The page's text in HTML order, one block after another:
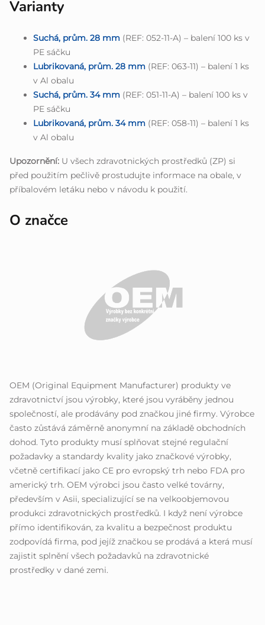
Varianty
Suchá, prům. 28 mm (REF: 052-11-A) – balení 100 ks v
PE sáčku
Lubrikovaná, prům. 28 mm (REF: 063-11) – balení 1 ks
v Al obalu
Suchá, prům. 34 mm (REF: 051-11-A) – balení 100 ks v
PE sáčku
Lubrikovaná, prům. 34 mm (REF: 058-11) – balení 1 ks
v Al obalu
Upozornění: U všech zdravotnických prostředků (ZP) si
před použitím pečlivě prostudujte informace na obale, v
příbalovém letáku nebo v návodu k použití.
O značce
OEM (Original Equipment Manufacturer) produkty ve
zdravotnictví jsou výrobky, které jsou vyráběny jednou
společností, ale prodávány pod značkou jiné firmy. Výrobce
často zůstává záměrně anonymní na základě obchodních
dohod. Tyto produkty musí splňovat stejné regulační
požadavky a standardy kvality jako značkové výrobky,
včetně certifikací jako CE pro evropský trh nebo FDA pro
americký trh. OEM výrobci jsou často velké továrny,
především v Asii, specializující se na velkoobjemovou
produkci zdravotnických prostředků. I když není výrobce
přímo identifikován, za kvalitu a bezpečnost produktu
zodpovídá firma, pod jejíž značkou se prodává a která musí
zajistit splnění všech požadavků na zdravotnické
prostředky v dané zemi.